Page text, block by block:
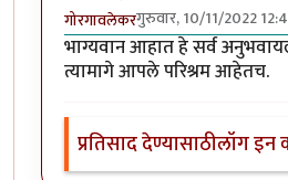
गोरगावलेकरगुरुवार, 10/11/2022
भाग्यवान आहात हे सर्व
त्यामागे आपले परिश्रम आहेतच.
प्रतिसाद देण्यासाठीलॉग इन